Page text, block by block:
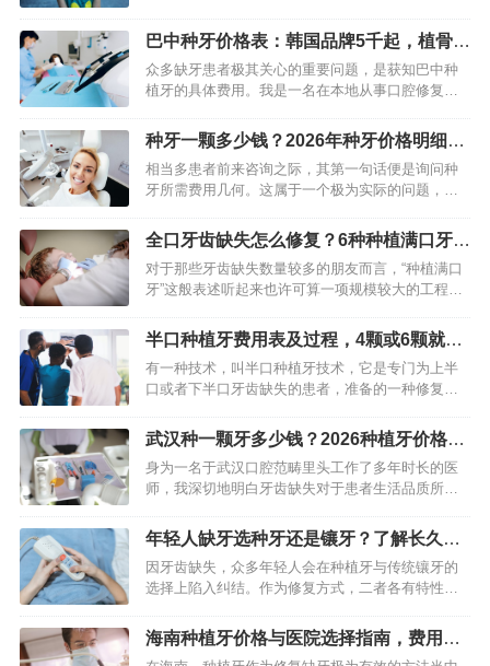
植费用一般在1万到3万元范围，这样两颗门牙总体
花费大概在2万至6万元…
巴中种牙价格表：韩国品牌5千起，植骨加
钱
众多缺牙患者极其关心的重要问题，是获知巴中种
植牙的具体费用。我是一名在本地从事口腔修复工
丰富，对当地市场价格情况，以及各类技术选择，
有着深入而详实的了解。…
种牙一颗多少钱？2026年种牙价格明细
表，种植牙费用从6千到2万+都有
相当多患者前来咨询之际，其第一句话便是询问种
牙所需费用几何。这属于一个极为实际的问题，然
个综合的体系，它会受到材料、技术、医生水平以
及地区差异等多种多样因素…
全口牙齿缺失怎么修复？6种种植满口牙方
案价格与优缺点对比
对于那些牙齿缺失数量较多的朋友而言，“种植满口
牙”这般表述听起来也许可算一项规模较大的工程，
高效、最为持久的办法之一。在市面上存在着多种
方案，其核心目标皆是…
半口种植牙费用表及过程，4颗或6颗就能
种满口牙
有一种技术，叫半口种植牙技术，它是专门为上半
口或者下半口牙齿缺失的患者，准备的一种修复方
也接近真牙。该技术可不是要植入十几颗种植体，
它是通过植入少量种植体当…
武汉种一颗牙多少钱？2026种植牙价格费
用明细
身为一名于武汉口腔范畴里头工作了多年时长的医
师，我深切地明白牙齿缺失对于患者生活品质所产
了修复缺失牙齿的主要通行选择。武汉因作为一座
医疗资源充裕丰富的城市，…
年轻人缺牙选种牙还是镶牙？了解长久利
弊再做决定
因牙齿缺失，众多年轻人会在种植牙与传统镶牙的
选择上陷入纠结。作为修复方式，二者各有特性，
方案对于你长期的口腔健康、生活质量以及实际状
况而言更为契合。年轻人的…
海南种植牙价格与医院选择指南，费用多
少？哪家好？